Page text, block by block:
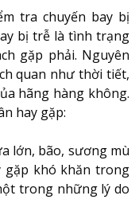
tra chuyến bay bị
bị trễ là tình trạng
gặp phải. Nguyên
quan như thời tiết,
hãng hàng không.
hay gặp:
lớn, bão, sương mù
gặp khó khăn trong
trong những lý do